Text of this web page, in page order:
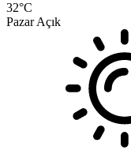
32°C
Pazar Açık